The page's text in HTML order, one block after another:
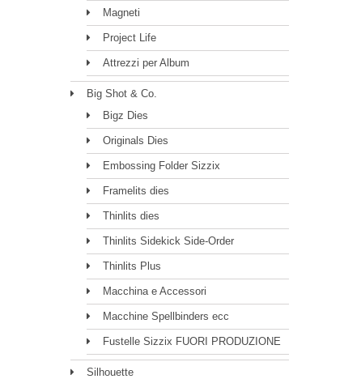
Magneti
Project Life
Attrezzi per Album
Big Shot & Co.
Bigz Dies
Originals Dies
Embossing Folder Sizzix
Framelits dies
Thinlits dies
Thinlits Sidekick Side-Order
Thinlits Plus
Macchina e Accessori
Macchine Spellbinders ecc
Fustelle Sizzix FUORI PRODUZIONE
Silhouette